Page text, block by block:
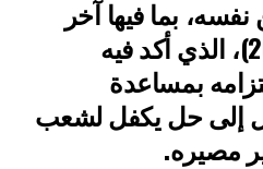
بما فيها آخر
قرار رقم 2703 (2023)، الذي أكد فيه
بمساعدة
إلى حل يكفل لشعب
مصيره.